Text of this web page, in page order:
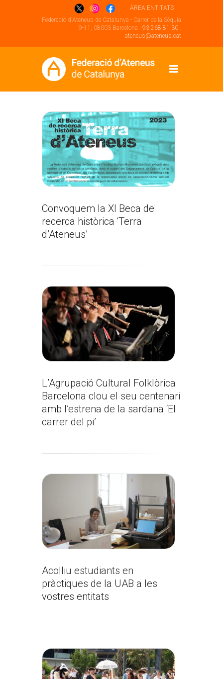
ÁREA ENTITATS
Federació d'Ateneus de Catalunya - Carrer de la Sèquia
9-11, 08003 Barcelona . 93 268 81 30 .
ateneus@ateneus.cat
Convoquem la XI Beca de
recerca històrica ‘Terra
d’Ateneus’
L’Agrupació Cultural Folklòrica
Barcelona clou el seu centenari
amb l’estrena de la sardana ‘El
carrer del pi’
Acolliu estudiants en
pràctiques de la UAB a les
vostres entitats